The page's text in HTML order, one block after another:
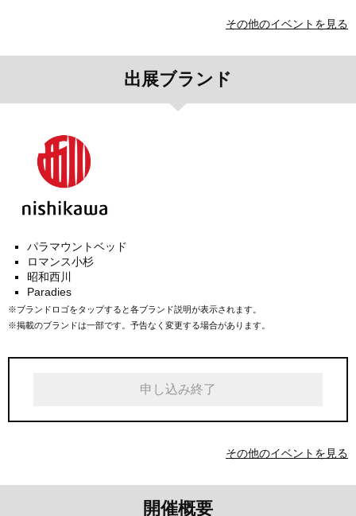
その他のイベントを見る
出展ブランド
パラマウントベッド
ロマンス小杉
昭和西川
Paradies
※ブランドロゴをタップすると各ブランド説明が表示されます。
※掲載のブランドは一部です。予告なく変更する場合があります。
申し込み終了
その他のイベントを見る
開催概要